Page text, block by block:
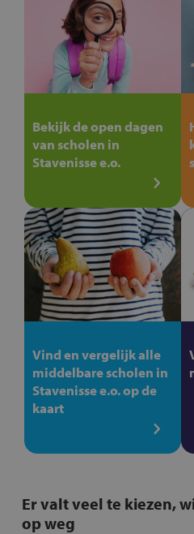
Bekijk de open dagen
van scholen in
Stavenisse e.o.
Vind en vergelijk alle
middelbare scholen in
Stavenisse e.o. op de
kaart
Er valt veel te kiezen,
op weg